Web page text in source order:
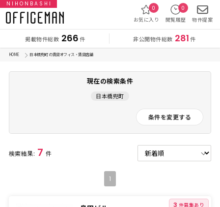
NIHONBASHI
掲載物件総数 266件 非公開物件総数 281 件
お気に入り
0
閲覧履歴
0
物件提案
HOME 日本橋兜町 の賃貸オフィス・賃貸店舗
現在の検索条件
日本橋兜町
条件を変更する
検索結果: 7 件
1
3 件募集あり